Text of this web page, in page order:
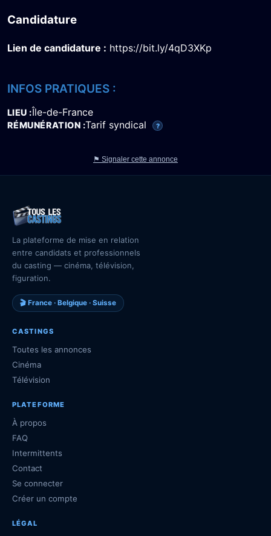
Candidature
Lien de candidature : https://bit.ly/4qD3XKp
INFOS PRATIQUES :
LIEU Île-de-France
RÉMUNÉRATION Tarif syndical ?
⚑ Signaler cette annonce
La plateforme de mise en relation
entre candidats et professionnels
du casting — cinéma, télévision,
figuration.
🎬 France · Belgique · Suisse
CASTINGS
Toutes les annonces
Cinéma
Télévision
PLATEFORME
À propos
FAQ
Intermittents
Contact
Se connecter
Créer un compte
LÉGAL